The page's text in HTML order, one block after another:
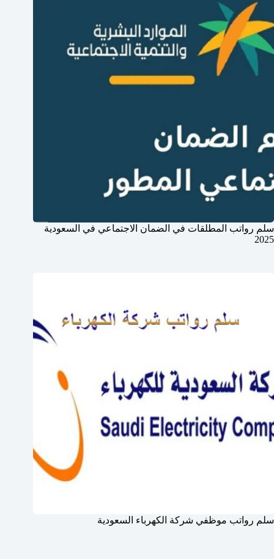
سلم رواتب المطلقات في الضمان الاجتماعي في السعودية
2025
سلم رواتب موظفي شركة الكهرباء السعودية